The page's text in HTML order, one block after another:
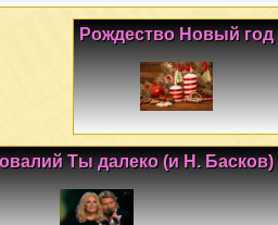
Рождество Новый год
Ты далеко (и Н. Басков)